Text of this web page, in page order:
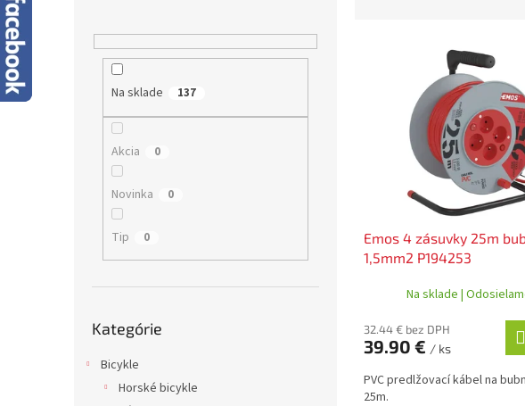
Na sklade 137
Akcia 0
Novinka 0
Tip 0
kategórie
Kategórie
Bicykle
Horské bicykle
Emos 4 zásuvky 25m
1,5mm2 P194253
Na sklade |
32.44 € bez DPH
39.90 € / ks
PVC predlžovací kábel na
25m.